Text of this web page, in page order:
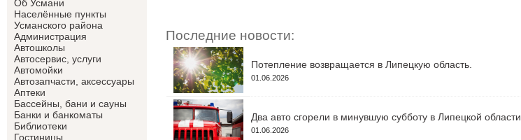
Об Усмани
Населённые пункты
Усманского района
Администрация
Автошколы
Автосервис, услуги
Автомойки
Автозапчасти, аксессуары
Аптеки
Бассейны, бани и сауны
Банки и банкоматы
Библиотеки
Гостиницы
Последние новости:
Потепление возвращается в Липецкую область.
01.06.2026
Два авто сгорели в минувшую субботу в Липецкой области.
01.06.2026